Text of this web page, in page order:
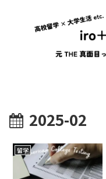
2025-02
留学